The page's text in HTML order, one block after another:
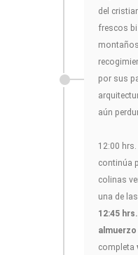
del
frescos
por sus
aún
12:00
continúa
colinas
una de
12:45
completa